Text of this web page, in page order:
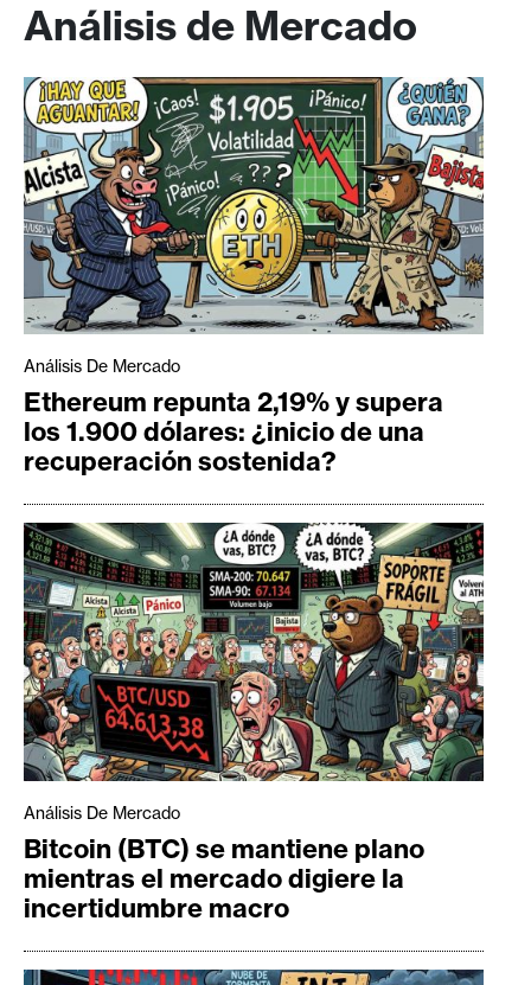
Análisis de Mercado
Análisis De Mercado
Ethereum repunta 2,19% y supera
los 1.900 dólares: ¿inicio de una
recuperación sostenida?
Análisis De Mercado
Bitcoin (BTC) se mantiene plano
mientras el mercado digiere la
incertidumbre macro